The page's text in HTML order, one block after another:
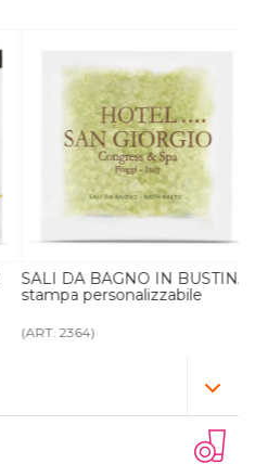
SALI DA BAGNO IN BUSTINA
stampa personalizzabile
(ART. 2364)